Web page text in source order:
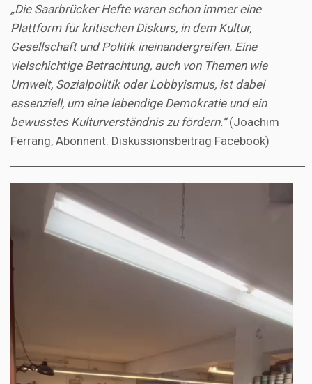
„Die Saarbrücker Hefte waren schon immer eine
Plattform für kritischen Diskurs, in dem Kultur,
Gesellschaft und Politik ineinandergreifen. Eine
vielschichtige Betrachtung, auch von Themen wie
Umwelt, Sozialpolitik oder Lobbyismus, ist dabei
essenziell, um eine lebendige Demokratie und ein
bewusstes Kulturverständnis zu fördern.“(Joachim
Ferrang, Abonnent. Diskussionsbeitrag Facebook)